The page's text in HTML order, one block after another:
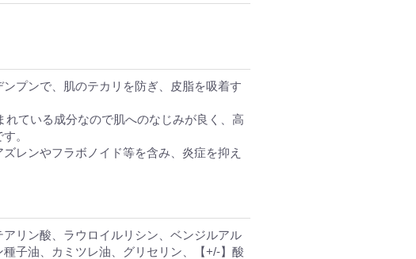
プンで、肌のテカリを防ぎ、皮脂を吸着す
れている成分なので肌へのなじみが良く、高
。
レンやフラボノイド等を含み、炎症を抑え
リン酸、ラウロイルリシン、ベンジルアル
子油、カミツレ油、グリセリン、【+/-】酸